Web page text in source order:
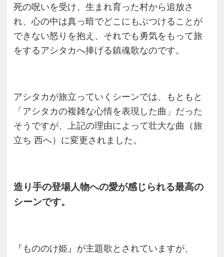
死の呪いを受け、生まれ育った村から追放さ
れ、心の中は真っ暗でどこにもぶつけることが
できない怒りを抱え、それでも勇気をもって旅
をするアシタカへ捧げる鎮魂歌なのです。
アシタカが旅立っていくシーンでは、もともと
「アシタカの複雑な心情を表現した曲」だった
そうですが、上記の理由によって壮大な曲（旅
立ち 西へ）に変更されました。
造り手の登場人物への愛が感じられる最高の
シーンです。
『もののけ姫』が主題歌とされていますが、